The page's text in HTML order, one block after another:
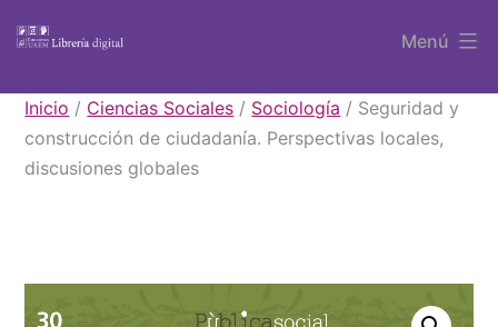
contenido
Libros
UAEM
Menú
Inicio / Ciencias Sociales / Sociología / Seguridad y
construcción de ciudadanía. Perspectivas locales,
discusiones globales